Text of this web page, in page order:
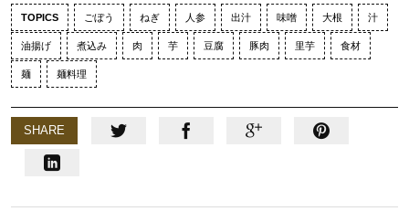
TOPICS ごぼう ねぎ 人参 出汁 味噌 大根 汁
油揚げ 煮込み 肉 芋 豆腐 豚肉 里芋 食材
麺 麺料理
SHARE